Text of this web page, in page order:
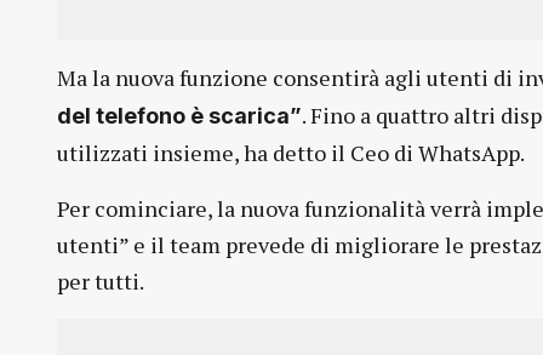
Ma la nuova funzione consentirà agli utenti di
del telefono è scarica”. Fino a quattro altri
utilizzati insieme, ha detto il Ceo di WhatsApp.
Per cominciare, la nuova funzionalità verrà
utenti” e il team prevede di migliorare le
per tutti.